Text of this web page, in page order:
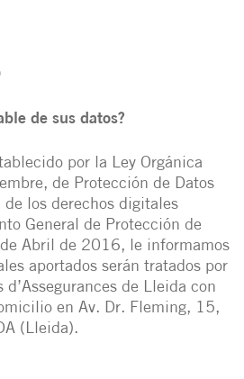
de sus datos?
por la Ley Orgánica
de Protección de Datos
de los derechos digitales
General de Protección de
Abril de 2016, le informamos
aportados serán tratados por
d’Assegurances de Lleida con
en Av. Dr. Fleming, 15,
(Lleida).